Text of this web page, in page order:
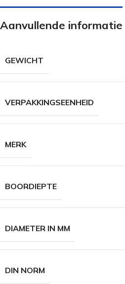
Aanvullende informatie
GEWICHT
VERPAKKINGSEENHEID
MERK
BOORDIEPTE
DIAMETER IN MM
DIN NORM